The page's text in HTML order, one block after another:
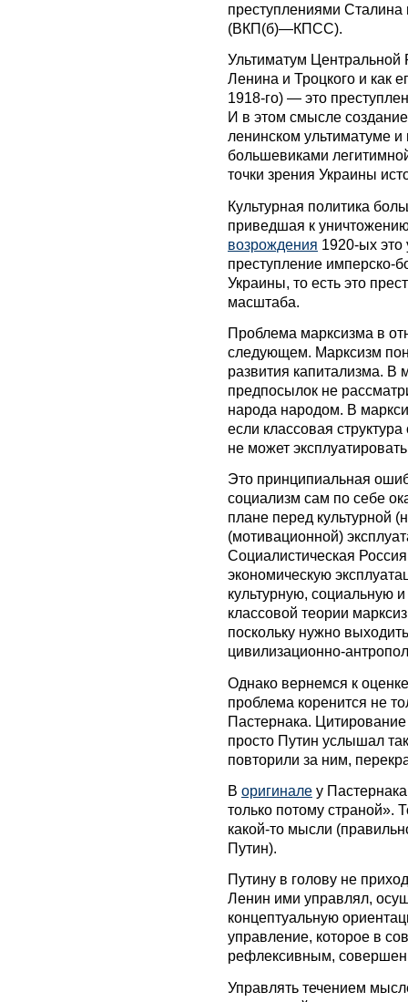
преступлениями Сталина
(ВКП(б)—КПСС).
Ультиматум Центральной
Ленина и Троцкого и как
1918-го) — это
И в этом смысле
ленинском ультиматуме
большевиками
точки зрения Украины
Культурная политика
приведшая к
возрождения 1920-ых
преступление имперско-
Украины, то есть это
масштаба.
Проблема марксизма в
следующем. Марксизм
развития капитализма. В
предпосылок не
народа народом. В
если классовая
не может
Это принципиальная
социализм сам по себе
плане перед культурной
(мотивационной)
Социалистическая
экономическую
культурную, социальную
классовой теории
поскольку нужно
цивилизационно-
Однако вернемся к
проблема коренится не
Пастернака.
просто Путин услышал
повторили за ним,
В оригинале у
только потому страной».
какой-то мысли
Путин).
Путину в голову не
Ленин ими управлял,
концептуальную
управление, которое в
рефлексивным,
Управлять течением